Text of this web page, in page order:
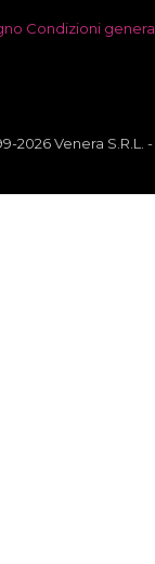
Condizioni
2026 Venera